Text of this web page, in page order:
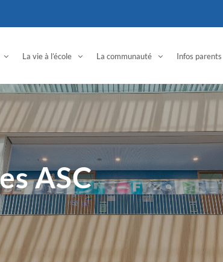
La vie à l’école La communauté Infos parents
ASC